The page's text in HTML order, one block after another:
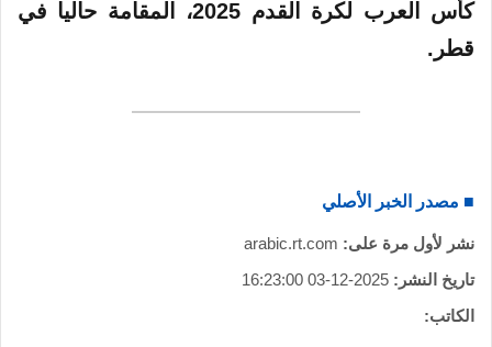
كأس العرب لكرة القدم 2025، المقامة حاليا في
قطر.
■ مصدر الخبر الأصلي
نشر لأول مرة على: arabic.rt.com
تاريخ النشر: 2025-12-03 16:23:00
الكاتب: